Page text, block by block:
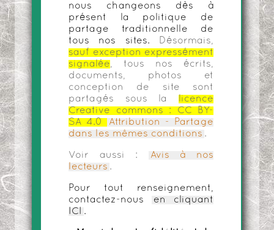
nous changeons dès à
présent la politique de
partage traditionnelle de
tous nos sites.
Désormais,
sauf exception expressément
signalée, tous nos écrits,
documents, photos et
conception de site sont
partagés sous la
licence
Creative commons :
CC BY-
SA 4.0
Attribution - Partage
dans les mêmes conditions .
Voir aussi :
Avis à nos
lecteurs .
Pour tout renseignement,
contactez-nous
en cliquant
ICI
.